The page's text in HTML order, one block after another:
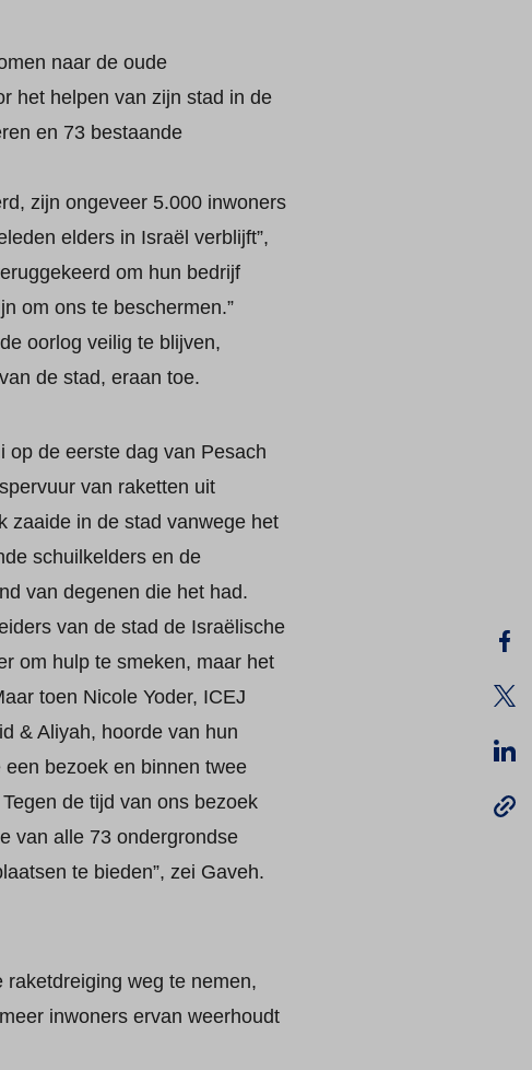
naar de oude
het helpen van zijn stad in de
en 73 bestaande
zijn ongeveer 5.000 inwoners
elders in Israël verblijft”,
om hun bedrijf
om ons te beschermen.”
oorlog veilig te blijven,
de stad, eraan toe.
op de eerste dag van Pesach
van raketten uit
zaaide in de stad vanwege het
schuilkelders en de
van degenen die het had.
van de stad de Israëlische
om hulp te smeken, maar het
toen Nicole Yoder, ICEJ
& Aliyah, hoorde van hun
een bezoek en binnen twee
de tijd van ons bezoek
van alle 73 ondergrondse
te bieden”, zei Gaveh.
weg te nemen,
inwoners ervan weerhoudt